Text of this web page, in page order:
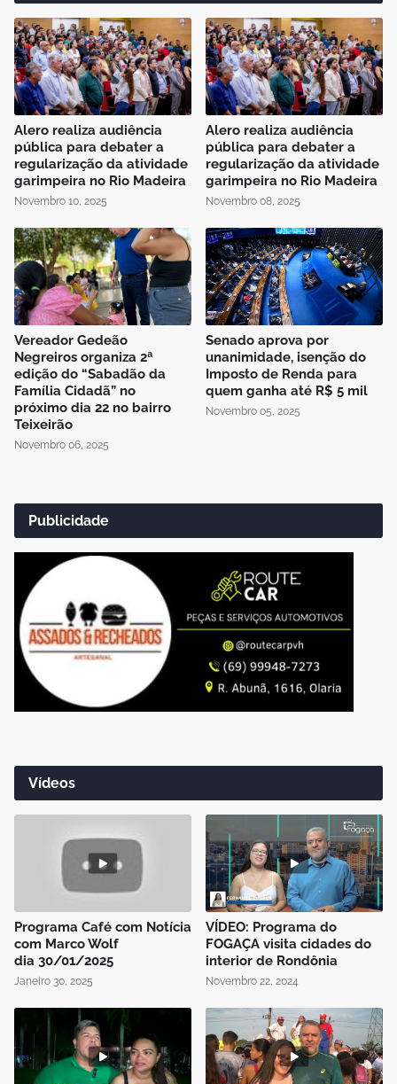
Alero realiza audiência
pública para debater a
regularização da atividade
garimpeira no Rio Madeira
Novembro 10, 2025
Alero realiza audiência
pública para debater a
regularização da atividade
garimpeira no Rio Madeira
Novembro 08, 2025
Vereador Gedeão
Negreiros organiza 2ª
edição do “Sabadão da
Família Cidadã” no
próximo dia 22 no bairro
Teixeirão
Novembro 06, 2025
Senado aprova por
unanimidade, isenção do
Imposto de Renda para
quem ganha até R$ 5 mil
Novembro 05, 2025
Publicidade
Vídeos
Programa Café com Notícia
com Marco Wolf
dia 30/01/2025
Janeiro 30, 2025
VÍDEO: Programa do
FOGAÇA visita cidades do
interior de Rondônia
Novembro 22, 2024